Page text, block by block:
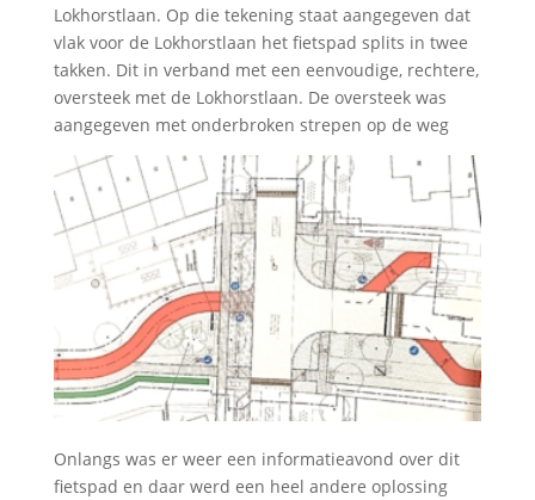
Lokhorstlaan. Op die tekening staat aangegeven dat
vlak voor de Lokhorstlaan het fietspad splits in twee
takken. Dit in verband met een eenvoudige, rechtere,
oversteek met de Lokhorstlaan. De oversteek was
aangegeven met onderbroken strepen op de weg
Onlangs was er weer een informatieavond over dit
fietspad en daar werd een heel andere oplossing